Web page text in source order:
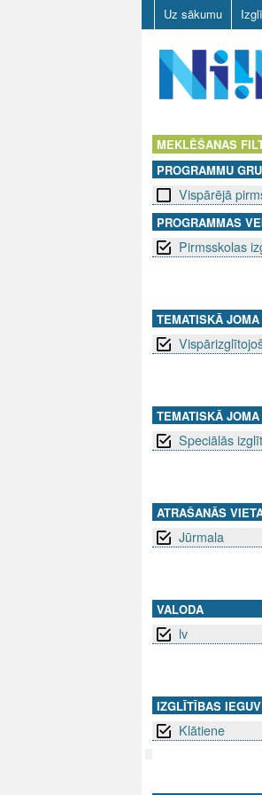
Uz sākumu
D
V
MEKLĒŠANAS
PROGRAMMU
Vispārējā
PROGRAMMAS
Pirmsskolas
TEMATISKĀ JOMA
TEMATISKĀ
Speciālās
ATRAŠANĀS
Jūrmala
VALODA
lv
IZGLĪTĪBAS
Klātiene